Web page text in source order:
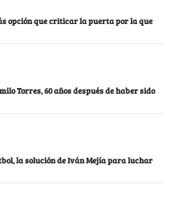
opción que criticar la puerta por la que
Torres, 60 años después de haber sido
la solución de Iván Mejía para luchar